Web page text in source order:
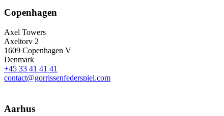
Copenhagen
Axel Towers
Axeltorv 2
1609 Copenhagen V
Denmark
+45 33 41 41 41
contact@gorrissenfederspiel.com
Aarhus